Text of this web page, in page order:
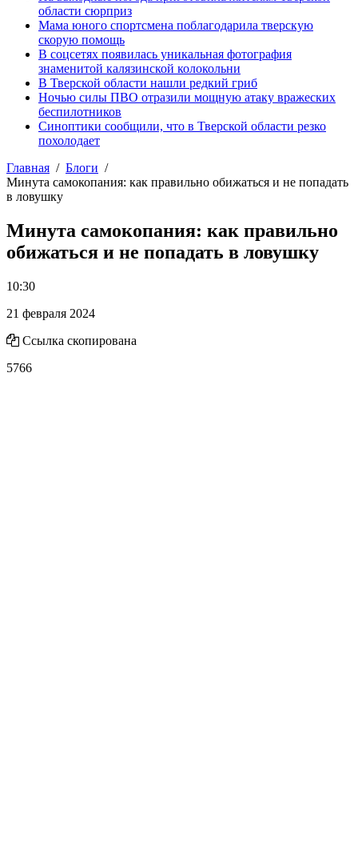
области сюрприз
Мама юного спортсмена поблагодарила тверскую
скорую помощь
В соцсетях появилась уникальная фотография
знаменитой калязинской колокольни
В Тверской области нашли редкий гриб
Ночью силы ПВО отразили мощную атаку вражеских
беспилотников
Синоптики сообщили, что в Тверской области резко
похолодает
Главная
Блоги
Минута самокопания: как правильно обижаться и не попадать
в ловушку
Минута самокопания: как правильно
обижаться и не попадать в ловушку
10:30
21 февраля 2024
Ссылка скопирована
5766